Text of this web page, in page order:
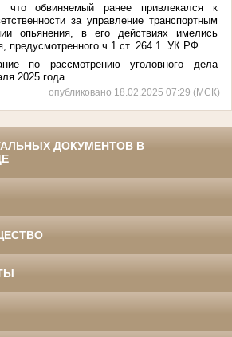
обвиняемый ранее привлекался к
за управление транспортным
опьянения, в его действиях имелись
предусмотренного ч.1 ст. 264.1. УК РФ.
по рассмотрению уголовного дела
2025 года.
опубликовано 18.02.2025 07:29 (МСК)
ДОКУМЕНТОВ В